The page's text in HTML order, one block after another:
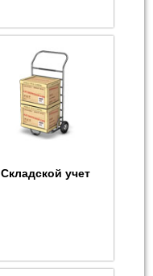
Складской учет